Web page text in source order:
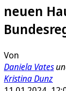
neuen
Von
Daniela Vates
Kristina Dunz